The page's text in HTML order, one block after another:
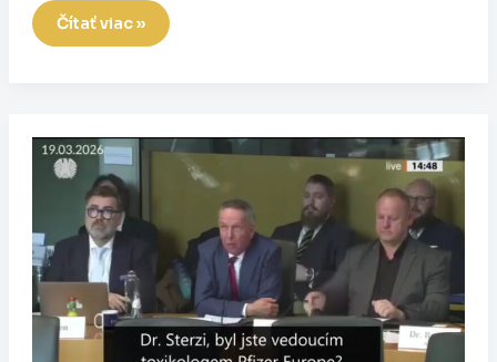
Neveria
Čítať viac »